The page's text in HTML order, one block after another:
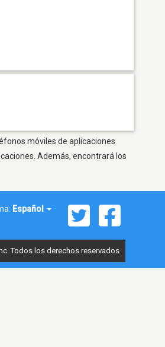
móviles de aplicaciones
Además, encontrará los
Español
Todos los derechos reservados